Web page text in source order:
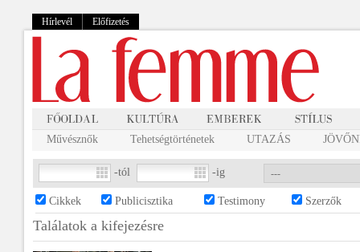
Hírlevél Előfizetés
Művésznők Tehetségtörténetek UTAZÁS
-tól -ig
Cikkek Publicisztika Testimony Szerzők
Találatok a kifejezésre